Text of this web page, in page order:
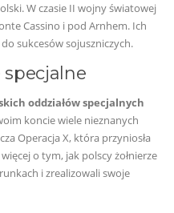
W czasie II wojny światowej
Cassino i pod Arnhem. Ich
sukcesów sojuszniczych.
specjalne
oddziałów specjalnych
koncie wiele nieznanych
Operacja X, która przyniosła
o tym, jak polscy żołnierze
i zrealizowali swoje